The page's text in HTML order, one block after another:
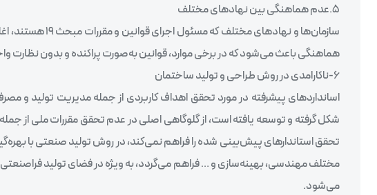
۵.عدم هماهنگی بین نهادهای مختلف
سازمان‌ها و
هماهنگی باعث می‌شود که در برخی موارد، قوانین به‌صورت پراکنده و بدون نظارت
۶-ناکارامدی در روش طراحی و تولید ساختمان
اسانداردهای پیشرفته در مورد تحقق اهداف کاربردی از جمله مدیریت تولید و
تحقق استاندارهای پیش‌بینی شده را فراهم نمی‌کند، در روش تولید صنعتی با
مختلف مهندسی، بهینه‌سازی و … فراهم می‌گردد، به ویژه در فضای تولید
می‌شود.